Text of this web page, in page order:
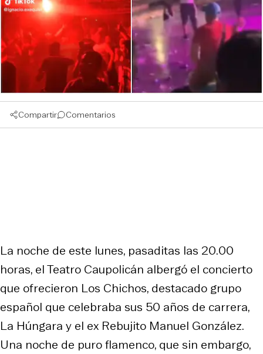
Compartir Comentarios
La noche de este lunes, pasaditas las 20.00
horas, el Teatro Caupolicán albergó el concierto
que ofrecieron Los Chichos, destacado grupo
español que celebraba sus 50 años de carrera,
La Húngara y el ex Rebujito Manuel González.
Una noche de puro flamenco, que sin embargo,